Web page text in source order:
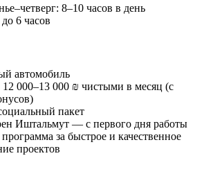
8–10 часов в день
6 часов
автомобиль
12 000–13 000 ₪ чистыми в месяц (с
пакет
Иштальмут — с первого дня работы
за быстрое и качественное
проектов